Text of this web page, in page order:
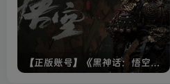
【正版账号】《黑神话：悟空(BLACK MYTH WU KONG)》